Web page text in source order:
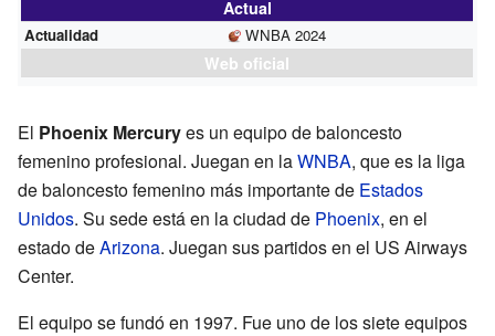
Actual
Actualidad WNBA 2024
Web oficial
El Phoenix Mercuryes un equipo de baloncesto
femenino profesional. Juegan en laWNBA, que es la liga
de baloncesto femenino más importante de Estados
Unidos. Su sede está en la ciudad de Phoenix, en el
estado deArizona. Juegan sus partidos en el US Airways
Center.
El equipo se fundó en 1997. Fue uno de los siete equipos